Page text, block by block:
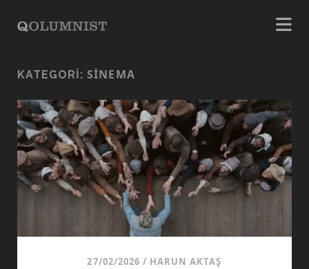
KATEGORI: SINEMA
27/02/2026 / HARUN AKTAŞ